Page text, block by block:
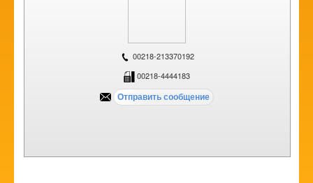
00218-213370192
00218-4444183